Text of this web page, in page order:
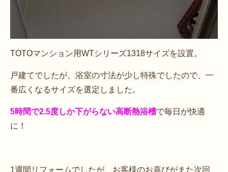
TOTOマンション用WTシリーズ1318サイズを設置。
戸建てでしたが、浴室の寸法が少し特殊でしたので、一
番広くなるサイズを選定しました。
5時間で2.5度しか下がらない高断熱浴槽で毎日が快適
に！
1週間リフォームでしたが、お客様のお喜びがまた次回